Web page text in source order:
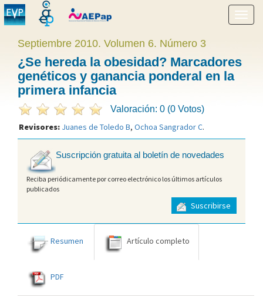
menú
Septiembre 2010. Volumen 6. Número 3
¿Se hereda la obesidad? Marcadores
genéticos y ganancia ponderal en la
primera infancia
Valoración: 0 (0 Votos)
Revisores: Juanes de Toledo B, Ochoa Sangrador C.
Suscripción gratuita al boletín de novedades
Reciba periódicamente por correo electrónico los últimos artículos
publicados
Suscribirse
Resumen Artículo completo
PDF